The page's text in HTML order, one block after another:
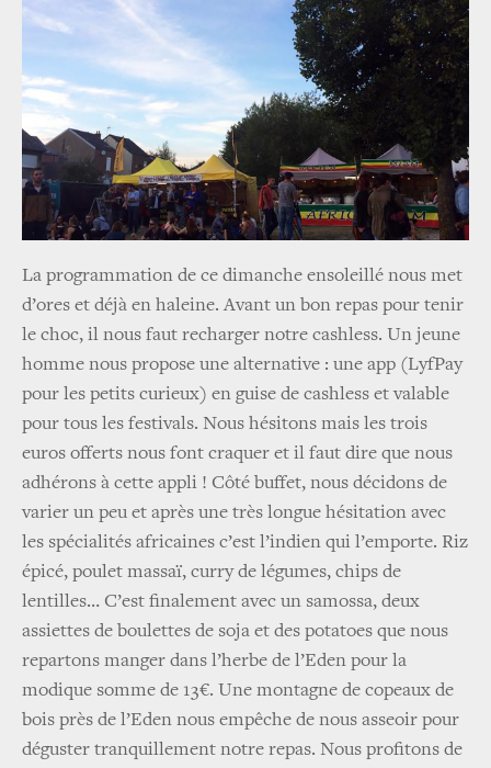
La programmation de ce dimanche ensoleillé nous met
d’ores et déjà en haleine. Avant un bon repas pour tenir
le choc, il nous faut recharger notre cashless. Un jeune
homme nous propose une alternative : une app (LyfPay
pour les petits curieux) en guise de cashless et valable
pour tous les festivals. Nous hésitons mais les trois
euros offerts nous font craquer et il faut dire que nous
adhérons à cette appli ! Côté buffet, nous décidons de
varier un peu et après une très longue hésitation avec
les spécialités africaines c’est l’indien qui l’emporte. Riz
épicé, poulet massaï, curry de légumes, chips de
lentilles… C’est finalement avec un samossa, deux
assiettes de boulettes de soja et des potatoes que nous
repartons manger dans l’herbe de l’Eden pour la
modique somme de 13€. Une montagne de copeaux de
bois près de l’Eden nous empêche de nous asseoir pour
déguster tranquillement notre repas. Nous profitons de